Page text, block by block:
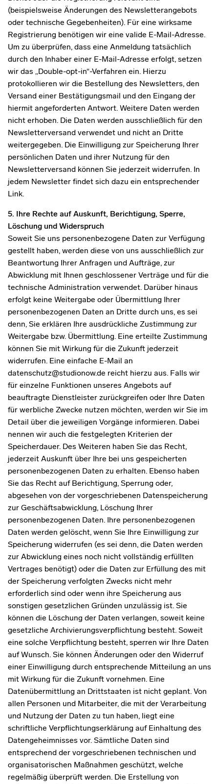
(beispielsweise Änderungen des Newsletterangebots
oder technische Gegebenheiten). Für eine wirksame
Registrierung benötigen wir eine valide E-Mail-Adresse.
Um zu überprüfen, dass eine Anmeldung tatsächlich
durch den Inhaber einer E-Mail-Adresse erfolgt, setzen
wir das „Double-opt-in“-Verfahren ein. Hierzu
protokollieren wir die Bestellung des Newsletters, den
Versand einer Bestätigungsmail und den Eingang der
hiermit angeforderten Antwort. Weitere Daten werden
nicht erhoben. Die Daten werden ausschließlich für den
Newsletterversand verwendet und nicht an Dritte
weitergegeben. Die Einwilligung zur Speicherung Ihrer
persönlichen Daten und ihrer Nutzung für den
Newsletterversand können Sie jederzeit widerrufen. In
jedem Newsletter findet sich dazu ein entsprechender
Link.
5. Ihre Rechte auf Auskunft, Berichtigung, Sperre,
Löschung und Widerspruch
Soweit Sie uns personenbezogene Daten zur Verfügung
gestellt haben, werden diese von uns ausschließlich zur
Beantwortung Ihrer Anfragen und Aufträge, zur
Abwicklung mit Ihnen geschlossener Verträge und für die
technische Administration verwendet. Darüber hinaus
erfolgt keine Weitergabe oder Übermittlung Ihrer
personenbezogenen Daten an Dritte durch uns, es sei
denn, Sie erklären Ihre ausdrückliche Zustimmung zur
Weitergabe bzw. Übermittlung. Eine erteilte Zustimmung
können Sie mit Wirkung für die Zukunft jederzeit
widerrufen. Eine einfache E-Mail an
datenschutz@studionow.de reicht hierzu aus. Falls wir
für einzelne Funktionen unseres Angebots auf
beauftragte Dienstleister zurückgreifen oder Ihre Daten
für werbliche Zwecke nutzen möchten, werden wir Sie im
Detail über die jeweiligen Vorgänge informieren. Dabei
nennen wir auch die festgelegten Kriterien der
Speicherdauer. Des Weiteren haben Sie das Recht,
jederzeit Auskunft über Ihre bei uns gespeicherten
personenbezogenen Daten zu erhalten. Ebenso haben
Sie das Recht auf Berichtigung, Sperrung oder,
abgesehen von der vorgeschriebenen Datenspeicherung
zur Geschäftsabwicklung, Löschung Ihrer
personenbezogenen Daten. Ihre personenbezogenen
Daten werden gelöscht, wenn Sie Ihre Einwilligung zur
Speicherung widerrufen (es sei denn, die Daten werden
zur Abwicklung eines noch nicht vollständig erfüllten
Vertrages benötigt) oder die Daten zur Erfüllung des mit
der Speicherung verfolgten Zwecks nicht mehr
erforderlich sind oder wenn ihre Speicherung aus
sonstigen gesetzlichen Gründen unzulässig ist. Sie
können die Löschung der Daten verlangen, soweit keine
gesetzliche Archivierungsverpflichtung besteht. Soweit
eine solche Verpflichtung besteht, sperren wir Ihre Daten
auf Wunsch. Sie können Änderungen oder den Widerruf
einer Einwilligung durch entsprechende Mitteilung an uns
mit Wirkung für die Zukunft vornehmen. Eine
Datenübermittlung an Drittstaaten ist nicht geplant. Von
allen Personen und Mitarbeiter, die mit der Verarbeitung
und Nutzung der Daten zu tun haben, liegt eine
schriftliche Verpflichtungserklärung auf Einhaltung des
Datengeheimnisses vor. Sämtliche Daten sind
entsprechend der vorgeschriebenen technischen und
organisatorischen Maßnahmen geschützt, welche
regelmäßig überprüft werden. Die Erstellung von